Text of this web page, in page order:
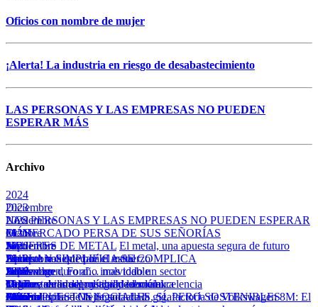
Oficios con nombre de mujer
¡Alerta! La industria en riesgo de desabastecimiento
LAS PERSONAS Y LAS EMPRESAS NO PUEDEN
ESPERAR MÁS
Archivo
2024
Diciembre
LAS PERSONAS Y LAS EMPRESAS NO PUEDEN ESPERAR
MÁS
Julio
EL PLAN SIMPLIFICA SE COMPLICA
Abril
Las tres caras del mercado laboral
Febrero
2023
Noviembre
EL MERCADO PERSA DE SUS SEÑORÍAS
Septiembre
Apuesta valiente por el metal
Julio
Urge estabilidad política y económica
Abril
2022
Octubre
MUJERES DE METAL El metal, una apuesta segura de futuro
Junio
Volkswagen, Ford… mas todo un sector
Marzo
El metal aplaude la llegada de la gigafactoría de Volkswagen 8M: El
2021
Noviembre
Siempre nos quedará el esfuerzo
Septiembre
Tarifazo de irresponsabilidad social
Julio
2020
Diciembre
Adiós a un duro año inolvidable
Octubre
Más industria = Mejor sociedad
2019
Diciembre
Valorar, reconocer y agradecer la excelencia
Octubre
2018
Octubre
PRESUPUESTOS SOCIALES, SÍ, PERO SOSTENIBLES
2017
Octubre
2016